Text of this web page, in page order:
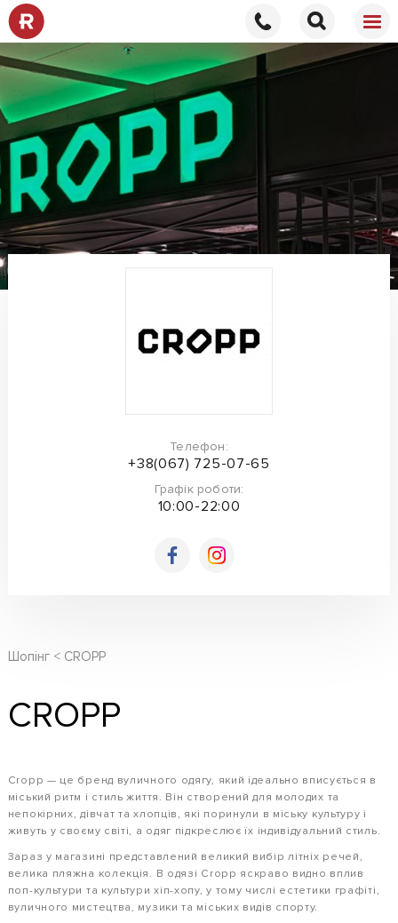
Телефон:
+38(067) 725-07-65
Графік роботи:
10:00-22:00
Шопінг CROPP
CROPP
Cropp — це бренд вуличного одягу, який ідеально вписується в
міський ритм і стиль життя. Він створений для молодих та
непокірних, дівчат та хлопців, які поринули в міську культуру і
живуть у своєму світі, а одяг підкреслює їх індивідуальний стиль.
Зараз у магазині представлений великий вибір літніх речей,
велика пляжна колекція. В одязі Cropp яскраво видно вплив
поп-культури та культури хіп-хопу, у тому числі естетики графіті,
вуличного мистецтва, музики та міських видів спорту.